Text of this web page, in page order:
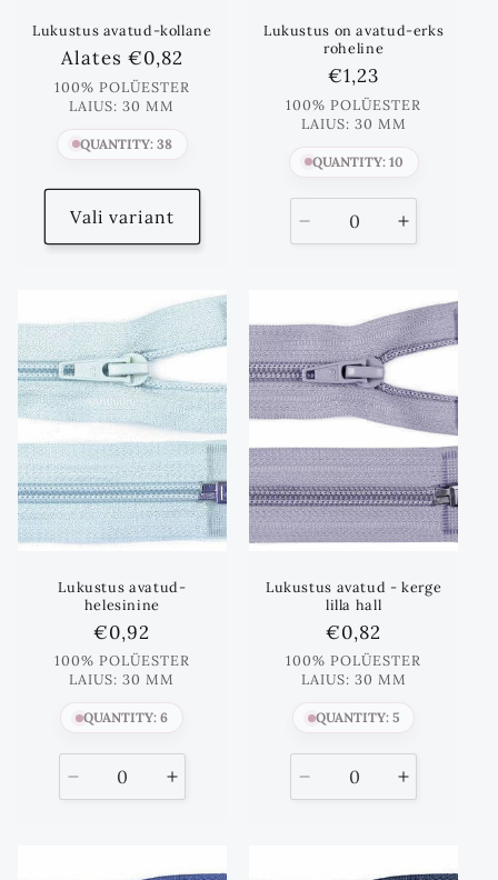
Lukustus avatud-kollane
Standards
hind
Alates €0,82
100% POLÜESTER
LAIUS: 30 MM
QUANTITY: 38
Vali variant
Lukustus on avatud-erks
roheline
Standards
hind
€1,23
100% POLÜESTER
LAIUS: 30 MM
QUANTITY: 10
Vähenda
Suurenda
Lukustus avatud-
helesinine
Standards
hind
€0,92
100% POLÜESTER
LAIUS: 30 MM
QUANTITY: 6
Vähenda
Suurenda
Lukustus avatud - kerge
lilla hall
Standards
hind
€0,82
100% POLÜESTER
LAIUS: 30 MM
QUANTITY: 5
Vähenda
Suurenda